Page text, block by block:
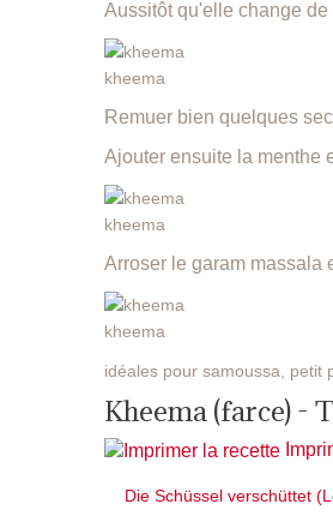
Aussitôt qu'elle change
kheema
Remuer bien quelques
Ajouter ensuite la menthe
kheema
Arroser le garam massala
kheema
idéales pour samoussa, petit
Kheema (farce) -
Die Schüssel verschüttet